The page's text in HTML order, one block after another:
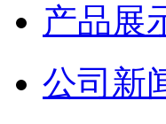
产品展
公司新